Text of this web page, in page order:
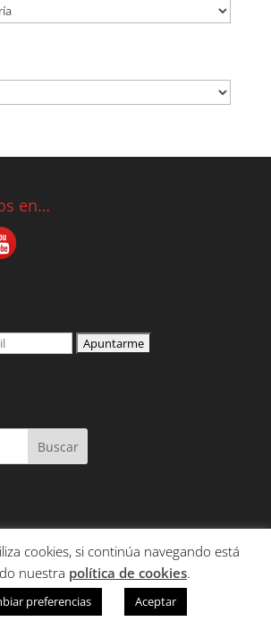
en…
SERVICIOS
CONTENIDO
CONTACTO
cookies, si continúa navegando está
nuestra política de cookies.
preferencias Aceptar